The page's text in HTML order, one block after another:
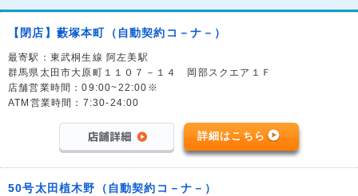
【閉店】藪塚本町（自動契約コ－ナ－）
最寄駅：東武桐生線 阿左美駅
群馬県太田市大原町１１０７－１４ 岡部スクエア１Ｆ
店舗営業時間：09:00~22:00※
ATM営業時間：7:30-24:00
詳細はこちら
50号太田植木野（自動契約コ－ナ－）